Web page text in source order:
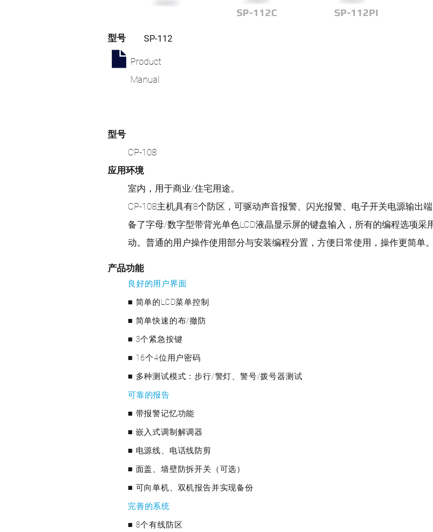
SP-112C SP-112PI
型号 SP-112
Product
Manual
型号
CP-108
应用环境
室内，用于商业/住宅用途。
CP-108主机具有8个防区，可驱动声音报警、闪光报警、电子开关电源输出
备了字母/数字型带背光单色LCD液晶显示屏的键盘输入，所有的编程选项采
动。普通的用户操作使用部分与安装编程分置，方便日常使用，操作更简单。
产品功能
良好的用户界面
■ 简单的LCD菜单控制
■ 简单快速的布/撤防
■ 3个紧急按键
■ 16个4位用户密码
■ 多种测试模式：步行/警灯、警号/拨号器测试
可靠的报告
■ 带报警记忆功能
■ 嵌入式调制解调器
■ 电源线、电话线防剪
■ 面盖、墙壁防拆开关（可选）
■ 可向单机、双机报告并实现备份
完善的系统
■ 8个有线防区